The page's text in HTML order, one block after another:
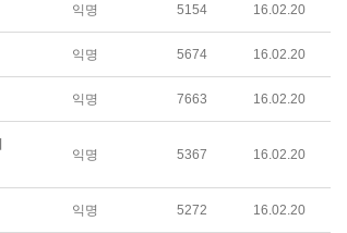
익명 5154 16.02.20
익명 5674 16.02.20
익명 7663 16.02.20
익명 5367 16.02.20
익명 5272 16.02.20